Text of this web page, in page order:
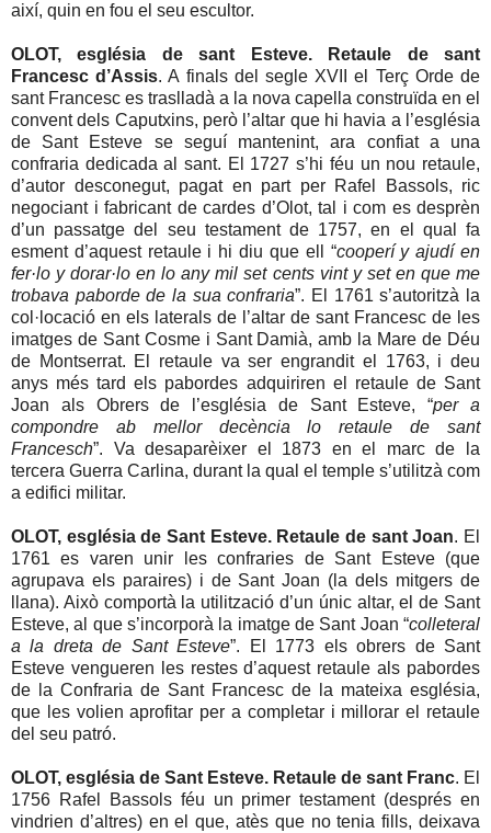
així, quin en fou el seu escultor.
OLOT, església de sant Esteve. Retaule de sant
Francesc d’Assis. A finals del segle XVII el Terç Orde de
sant Francesc es traslladà a la nova capella construïda en el
convent dels Caputxins, però l’altar que hi havia a l’església
de Sant Esteve se seguí mantenint, ara confiat a una
confraria dedicada al sant. El 1727 s’hi féu un nou retaule,
d’autor desconegut, pagat en part per Rafel Bassols, ric
negociant i fabricant de cardes d’Olot, tal i com es desprèn
d’un passatge del seu testament de 1757, en el qual fa
esment d’aquest retaule i hi diu que ell “cooperí y ajudí en
fer·lo y dorar·lo en lo any mil set cents vint y set en que me
trobava paborde de la sua confraria”. El 1761 s’autoritzà la
col·locació en els laterals de l’altar de sant Francesc de les
imatges de Sant Cosme i Sant Damià, amb la Mare de Déu
de Montserrat. El retaule va ser engrandit el 1763, i deu
anys més tard els pabordes adquiriren el retaule de Sant
Joan als Obrers de l’església de Sant Esteve, “per a
compondre ab mellor decència lo retaule de sant
Francesch”. Va desaparèixer el 1873 en el marc de la
tercera Guerra Carlina, durant la qual el temple s’utilitzà com
a edifici militar.
OLOT, església de Sant Esteve. Retaule de sant Joan. El
1761 es varen unir les confraries de Sant Esteve (que
agrupava els paraires) i de Sant Joan (la dels mitgers de
llana). Això comportà la utilització d’un únic altar, el de Sant
Esteve, al que s’incorporà la imatge de Sant Joan “colleteral
a la dreta de Sant Esteve”. El 1773 els obrers de Sant
Esteve vengueren les restes d’aquest retaule als pabordes
de la Confraria de Sant Francesc de la mateixa església,
que les volien aprofitar per a completar i millorar el retaule
del seu patró.
OLOT, església de Sant Esteve. Retaule de sant Franc. El
1756 Rafel Bassols féu un primer testament (després en
vindrien d’altres) en el que, atès que no tenia fills, deixava